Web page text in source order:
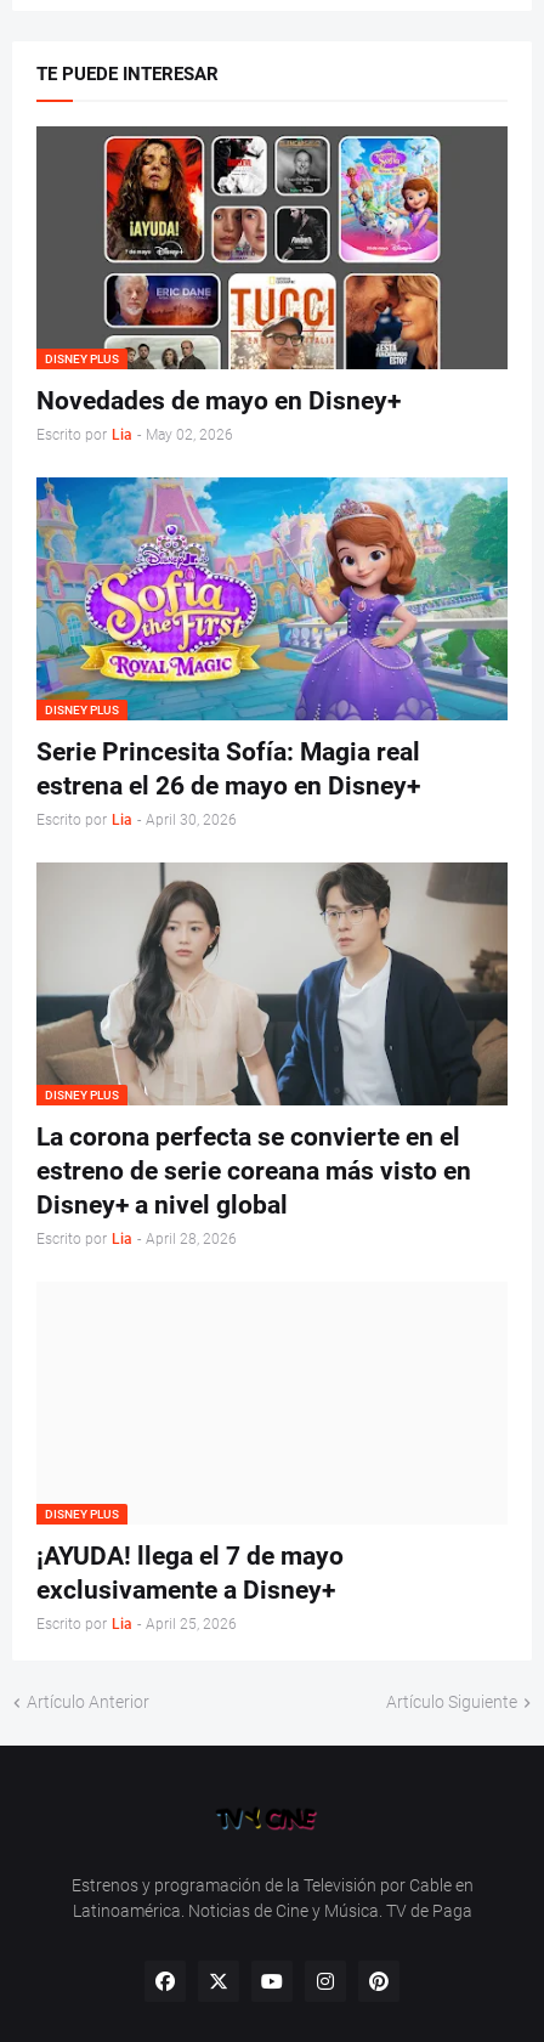
TE PUEDE INTERESAR
DISNEY PLUS
Novedades de mayo en Disney+
Escrito por Lia - May 02, 2026
DISNEY PLUS
Serie Princesita Sofía: Magia real
estrena el 26 de mayo en Disney+
Escrito por Lia - April 30, 2026
DISNEY PLUS
La corona perfecta se convierte en el
estreno de serie coreana más visto en
Disney+ a nivel global
Escrito por Lia - April 28, 2026
DISNEY PLUS
¡AYUDA! llega el 7 de mayo
exclusivamente a Disney+
Escrito por Lia - April 25, 2026
Artículo Anterior Artículo Siguiente
Estrenos y programación de la Televisión por Cable en
Latinoamérica. Noticias de Cine y Música. TV de Paga